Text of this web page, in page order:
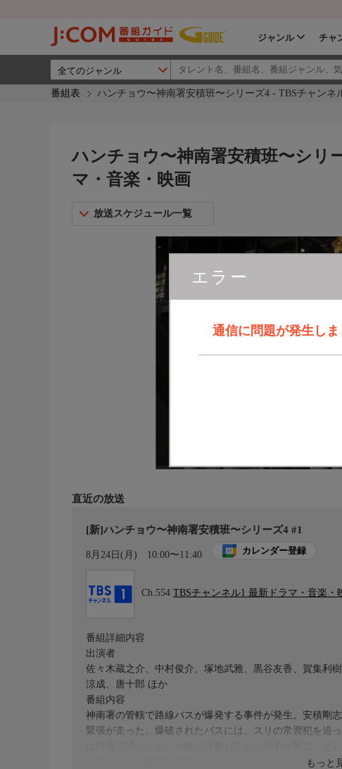
ジャンル チャ
番組表 ハンチョウ〜神南署安積班〜シリーズ4 - TBSチャンネ
エラー
通信に問題が発生し
ハンチョウ〜神南署安積班〜シリ
マ・音楽・映画
放送スケジュール一覧
直近の放送
[新]ハンチョウ〜神南署安積班〜シリーズ4 #1
8月24日(月) 10:00〜11:40 カレンダー登録
Ch.554 TBSチャンネル1 最新ドラマ・音楽・
もっと
番組詳細内容
出演者
佐々木蔵之介、中村俊介、塚地武雅、黒谷友香、賀集利
涼成、唐十郎 ほか
番組内容
神南署の管轄で路線バスが爆発する事件が発生。安積剛
緊張が走った。爆破されたバスには、スリの常習犯を追